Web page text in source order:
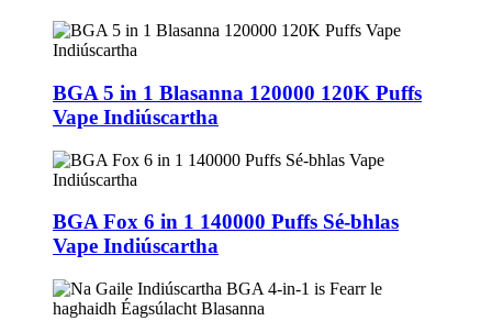
BGA 5 in 1 Blasanna 120000 120K Puffs
Vape Indiúscartha
BGA Fox 6 in 1 140000 Puffs Sé-bhlas
Vape Indiúscartha